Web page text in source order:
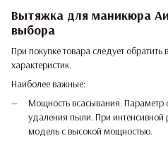
Вытяжка для маникюра
выбора
При покупке товара следует
характеристик.
Наиболее важные:
Мощность всасывания. Параметр
удаления пыли. При интенсивной
модель с высокой мощностью.